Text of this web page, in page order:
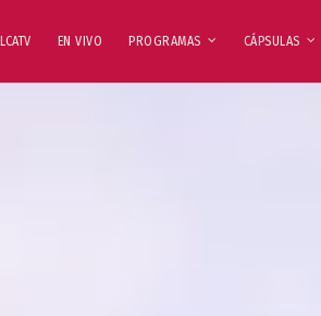
EN VIVO PROGRAMAS CÁPSULAS